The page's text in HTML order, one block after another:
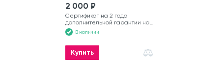
2 000 ₽
Сертификат на 2 года
дополнительной гарантии на
лодкуВ наличии
Купить